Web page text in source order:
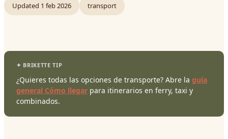
Updated 1 feb 2026 transport
¿Quieres todas las opciones de transporte? Abre la guía
general Cómo llegar para itinerarios en ferry, taxi y
combinados.